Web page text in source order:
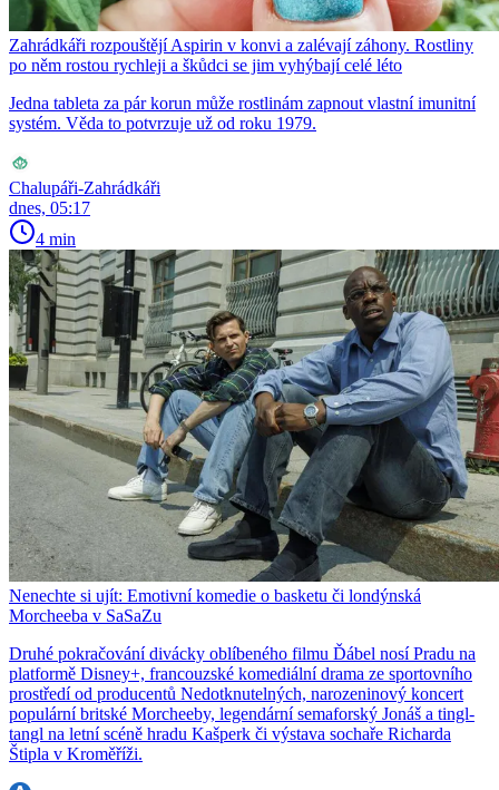
Zahrádkáři rozpouštějí Aspirin v konvi a zalévají záhony. Rostliny
po něm rostou rychleji a škůdci se jim vyhýbají celé léto
Jedna tableta za pár korun může rostlinám zapnout vlastní imunitní
systém. Věda to potvrzuje už od roku 1979.
Chalupáři-Zahrádkáři
dnes, 05:17
4 min
Nenechte si ujít: Emotivní komedie o basketu či londýnská
Morcheeba v SaSaZu
Druhé pokračování divácky oblíbeného filmu Ďábel nosí Pradu na
platformě Disney+, francouzské komediální drama ze sportovního
prostředí od producentů Nedotknutelných, narozeninový koncert
populární britské Morcheeby, legendární semaforský Jonáš a tingl-
tangl na letní scéně hradu Kašperk či výstava sochaře Richarda
Štipla v Kroměříži.